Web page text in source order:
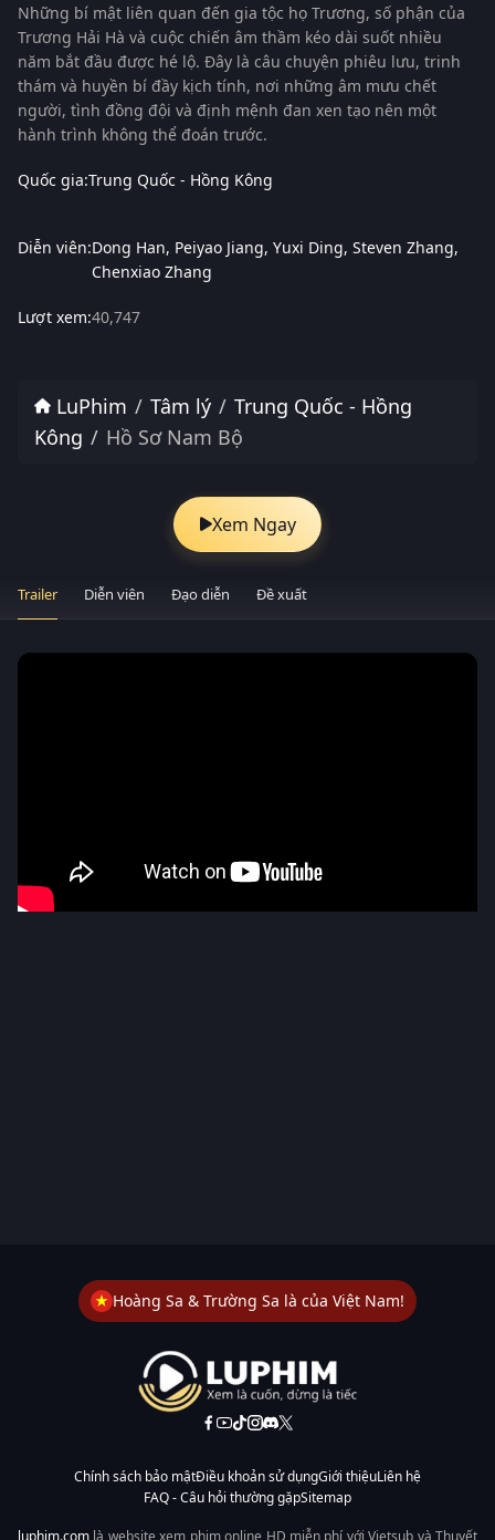
Những bí mật liên quan đến gia tộc họ Trương, số phận của
Trương Hải Hà và cuộc chiến âm thầm kéo dài suốt nhiều
năm bắt đầu được hé lộ. Đây là câu chuyện phiêu lưu, trinh
thám và huyền bí đầy kịch tính, nơi những âm mưu chết
người, tình đồng đội và định mệnh đan xen tạo nên một
hành trình không thể đoán trước.
Quốc gia:Trung Quốc - Hồng Kông
Diễn viên:Dong Han Peiyao Jiang Yuxi Ding Steven Zhang
Chenxiao Zhang
Lượt xem:40,747
LuPhim Tâm lý
Trung Quốc - Hồng
Kông
Hồ Sơ Nam Bộ
Xem Ngay
Trailer Diễn viên Đạo diễn Đề xuất
Hoàng Sa & Trường Sa là của Việt Nam!
Chính sách bảo mậtĐiều khoản sử dụngGiới thiệuLiên hệ
FAQ - Câu hỏi thường gặpSitemap
luphim.com là website xem phim online HD miễn phí với Vietsub và Thuyết